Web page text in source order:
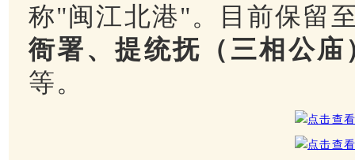
称"闽江北港"。
目前保留
衙署、提统抚（三相公
等。